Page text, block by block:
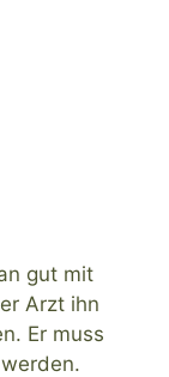
gut mit
Arzt ihn
Er muss